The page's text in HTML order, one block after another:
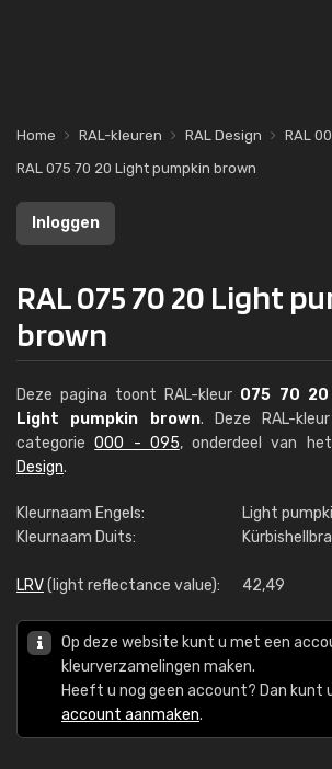
Home RAL-kleuren RAL Design
RAL
RAL 075 70 20 Light pumpkin brown
Inloggen
RAL 075 70 20 Light
brown
Deze pagina toont RAL-kleur 075 70 20
Light pumpkin brown. Deze RAL-
categorie000 - 095, onderdeel van
Design.
Kleurnaam Engels:
Light
Kleurnaam Duits:
LRV(light reflectance value): 42,49
Op deze website kunt u met een
kleurverzamelingen maken.
Heeft u nog geen account? Dan kunt
account aanmaken.